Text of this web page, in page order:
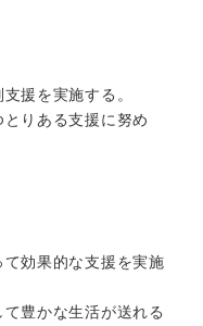
援を実施する。
りある支援に努め
効果的な支援を実施
豊かな生活が送れる